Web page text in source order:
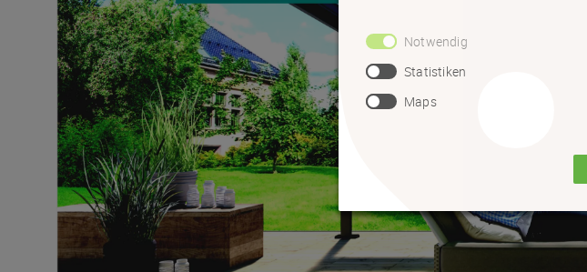
Notwendig
Statistiken
Maps